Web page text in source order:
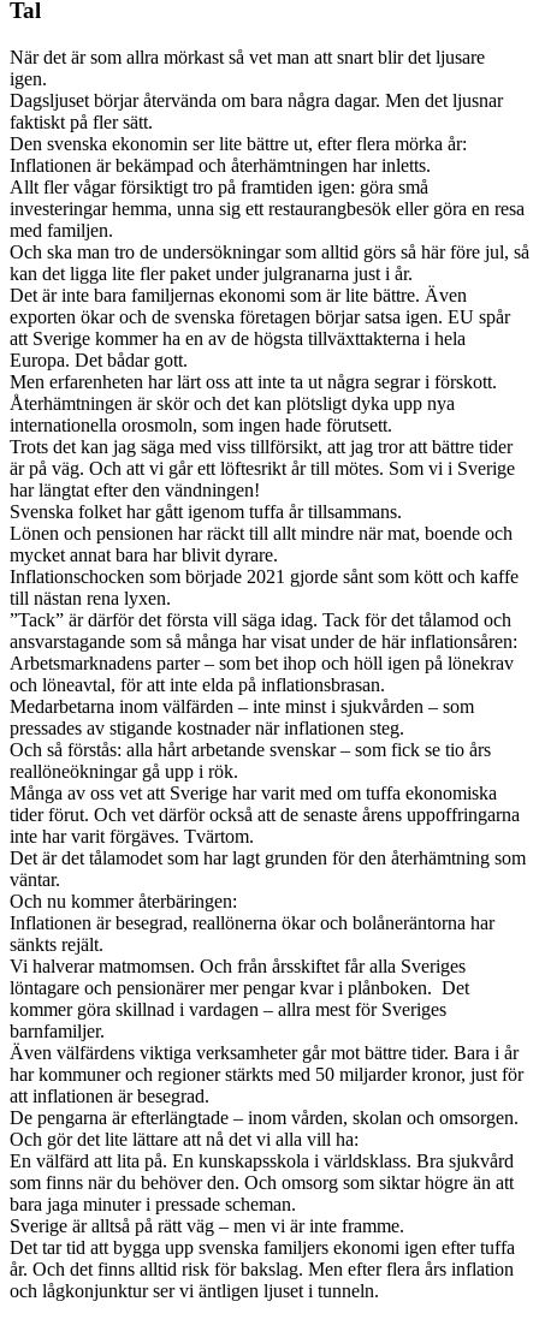
Tal
När det är som allra mörkast så vet man att snart blir det ljusare
igen.
Dagsljuset börjar återvända om bara några dagar. Men det ljusnar
faktiskt på fler sätt.
Den svenska ekonomin ser lite bättre ut, efter flera mörka år:
Inflationen är bekämpad och återhämtningen har inletts.
Allt fler vågar försiktigt tro på framtiden igen: göra små
investeringar hemma, unna sig ett restaurangbesök eller göra en resa
med familjen.
Och ska man tro de undersökningar som alltid görs så här före jul, så
kan det ligga lite fler paket under julgranarna just i år.
Det är inte bara familjernas ekonomi som är lite bättre. Även
exporten ökar och de svenska företagen börjar satsa igen. EU spår
att Sverige kommer ha en av de högsta tillväxttakterna i hela
Europa. Det bådar gott.
Men erfarenheten har lärt oss att inte ta ut några segrar i förskott.
Återhämtningen är skör och det kan plötsligt dyka upp nya
internationella orosmoln, som ingen hade förutsett.
Trots det kan jag säga med viss tillförsikt, att jag tror att bättre tider
är på väg. Och att vi går ett löftesrikt år till mötes. Som vi i Sverige
har längtat efter den vändningen!
Svenska folket har gått igenom tuffa år tillsammans.
Lönen och pensionen har räckt till allt mindre när mat, boende och
mycket annat bara har blivit dyrare.
Inflationschocken som började 2021 gjorde sånt som kött och kaffe
till nästan rena lyxen.
”Tack” är därför det första vill säga idag. Tack för det tålamod och
ansvarstagande som så många har visat under de här inflationsåren:
Arbetsmarknadens parter – som bet ihop och höll igen på lönekrav
och löneavtal, för att inte elda på inflationsbrasan.
Medarbetarna inom välfärden – inte minst i sjukvården – som
pressades av stigande kostnader när inflationen steg.
Och så förstås: alla hårt arbetande svenskar – som fick se tio års
reallöneökningar gå upp i rök.
Många av oss vet att Sverige har varit med om tuffa ekonomiska
tider förut. Och vet därför också att de senaste årens uppoffringarna
inte har varit förgäves. Tvärtom.
Det är det tålamodet som har lagt grunden för den återhämtning som
väntar.
Och nu kommer återbäringen:
Inflationen är besegrad, reallönerna ökar och bolåneräntorna har
sänkts rejält.
Vi halverar matmomsen. Och från årsskiftet får alla Sveriges
löntagare och pensionärer mer pengar kvar i plånboken. Det
kommer göra skillnad i vardagen – allra mest för Sveriges
barnfamiljer.
Även välfärdens viktiga verksamheter går mot bättre tider. Bara i år
har kommuner och regioner stärkts med 50 miljarder kronor, just för
att inflationen är besegrad.
De pengarna är efterlängtade – inom vården, skolan och omsorgen.
Och gör det lite lättare att nå det vi alla vill ha:
En välfärd att lita på. En kunskapsskola i världsklass. Bra sjukvård
som finns när du behöver den. Och omsorg som siktar högre än att
bara jaga minuter i pressade scheman.
Sverige är alltså på rätt väg – men vi är inte framme.
Det tar tid att bygga upp svenska familjers ekonomi igen efter tuffa
år. Och det finns alltid risk för bakslag. Men efter flera års inflation
och lågkonjunktur ser vi äntligen ljuset i tunneln.